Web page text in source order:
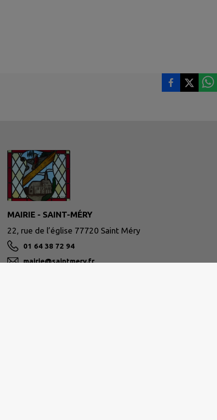
MAIRIE - SAINT-MÉRY
22, rue de l’église 77720 Saint Méry
01 64 38 72 94
mairie@saintmery.fr